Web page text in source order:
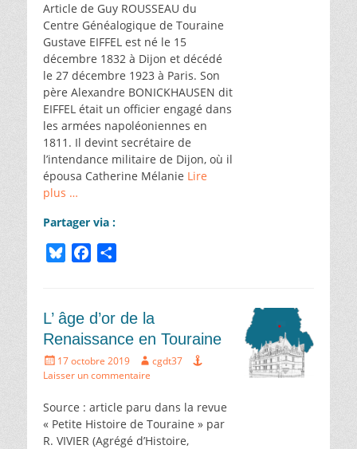
Article de Guy ROUSSEAU du
Centre Généalogique de Touraine
Gustave EIFFEL est né le 15
décembre 1832 à Dijon et décédé
le 27 décembre 1923 à Paris. Son
père Alexandre BONICKHAUSEN dit
EIFFEL était un officier engagé dans
les armées napoléoniennes en
1811. Il devint secrétaire de
l’intendance militaire de Dijon, où il
épousa Catherine Mélanie Lire
plus …
Partager via :
s
k
y
e
b
o
o
a
g
e
L’ âge d’or de la
Renaissance en Touraine
Écrit
le
17 octobre 2019 Auteur
cgdt37
Laisser un commentaire
Source : article paru dans la revue
« Petite Histoire de Touraine » par
R. VIVIER (Agrégé d’Histoire,